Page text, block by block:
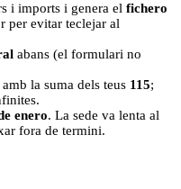
i imports i genera el fichero
per evitar teclejar al
abans (el formulari no
amb la suma dels teus 115;
enero. La sede va lenta al
fora de termini.